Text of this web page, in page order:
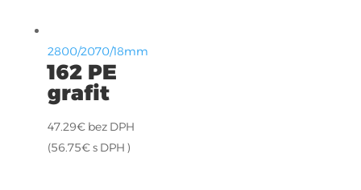
2800/2070/18mm
162 PE
grafit
47.29€ bez DPH
(56.75€s DPH )